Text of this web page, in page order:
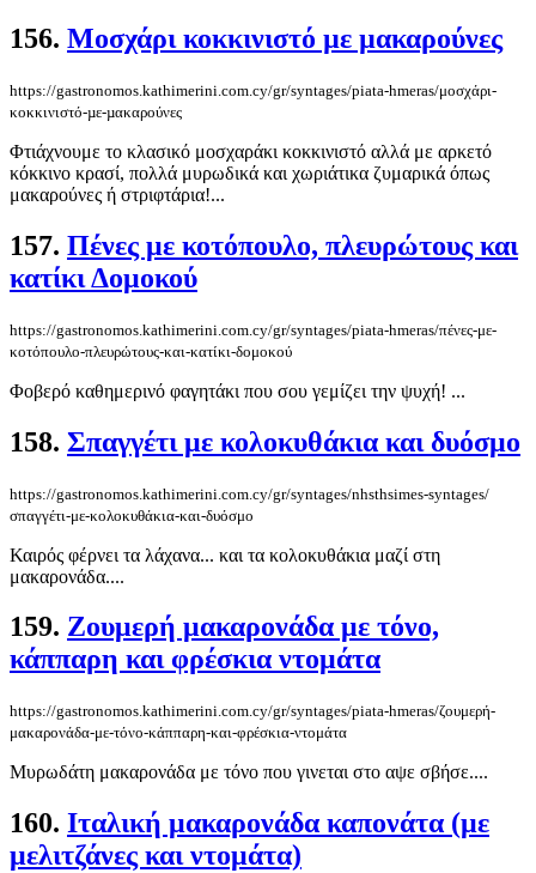
156. Μοσχάρι κοκκινιστό µε µακαρούνες
https://gastronomos.kathimerini.com.cy/gr/syntages/piata-hmeras/μοσχάρι-
κοκκινιστό-µε-µακαρούνες
Φτιάχνουμε το κλασικό μοσχαράκι κοκκινιστό αλλά με αρκετό
κόκκινο κρασί, πολλά μυρωδικά και χωριάτικα ζυμαρικά όπως
μακαρούνες ή στριφτάρια!...
157. Πένες με κοτόπουλο, πλευρώτους και
κατίκι Δομοκού
https://gastronomos.kathimerini.com.cy/gr/syntages/piata-hmeras/πένες-με-
κοτόπουλο-πλευρώτους-και-κατίκι-δομοκού
Φοβερό καθημερινό φαγητάκι που σου γεμίζει την ψυχή! ...
158. Σπαγγέτι με κολοκυ­θάκια και δυόσμο
https://gastronomos.kathimerini.com.cy/gr/syntages/nhsthsimes-syntages/
σπαγγέτι-με-κολοκυ­θάκια-και-δυόσμο
Καιρός φέρνει τα λάχανα... και τα κολοκυθάκια μαζί στη
μακαρονάδα....
159. Ζουμερή μακαρονάδα με τόνο,
κάππαρη και φρέσκια ντομάτα
https://gastronomos.kathimerini.com.cy/gr/syntages/piata-hmeras/ζουμερή-
μακαρονάδα-με-τόνο-κάππαρη-και-φρέσκια-ντομάτα
Μυρωδάτη μακαρονάδα με τόνο που γινεται στο αψε σβήσε....
160. Ιταλική μακαρονάδα καπονάτα (με
μελιτζάνες και ντομάτα)